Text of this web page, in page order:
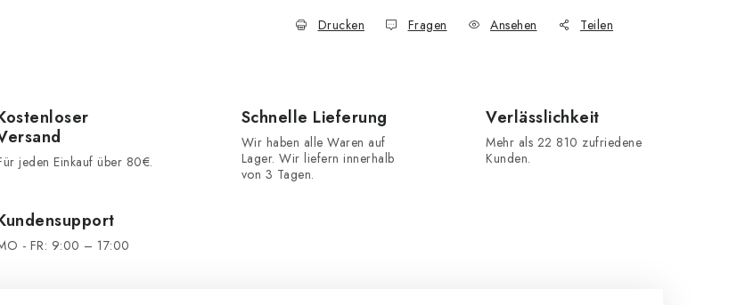
Drucken Fragen Ansehen Teilen
jeden Einkauf über 80€.
Schnelle Lieferung
Wir haben alle Waren auf
Lager. Wir liefern innerhalb
von 3 Tagen.
Verlässlichkeit
Mehr als 22 810 zufriedene
Kunden.
- FR: 9:00 – 17:00